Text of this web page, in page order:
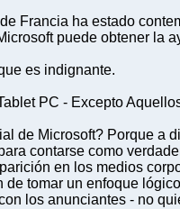
Francia ha estado
puede obtener la
es indignante.
PC - Excepto
de Microsoft? Porque a
contarse como
en los medios
tomar un enfoque
los anunciantes - no